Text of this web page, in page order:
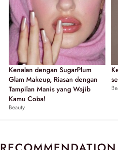
Kenalan dengan SugarPlum
Glam Makeup, Riasan dengan
Tampilan Manis yang Wajib
Kamu Coba!
Beauty